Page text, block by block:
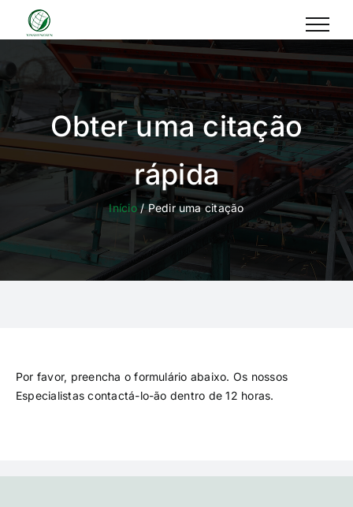
Obter uma citação
rápida
Início / Pedir uma citação
Por favor, preencha o formulário abaixo. Os nossos
Especialistas contactá-lo-ão dentro de 12 horas.